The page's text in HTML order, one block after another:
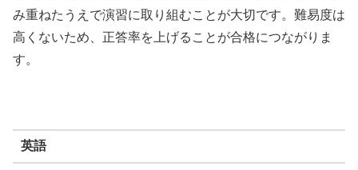
み重ねたうえで演習に取り組むことが大切です。 難易度は
高くないため、正答率を上げることが合格につながりま
す。
英語